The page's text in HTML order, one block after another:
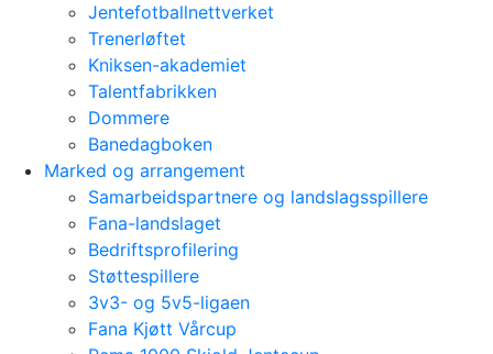
Jentefotballnettverket
Trenerløftet
Kniksen-akademiet
Talentfabrikken
Dommere
Banedagboken
Marked og arrangement
Samarbeidspartnere og landslagsspillere
Fana-landslaget
Bedriftsprofilering
Støttespillere
3v3- og 5v5-ligaen
Fana Kjøtt Vårcup